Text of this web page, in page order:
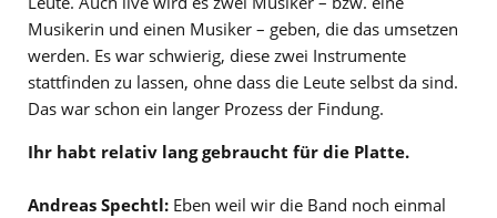
Musikerin und einen Musiker – geben, die das umsetzen
werden. Es war schwierig, diese zwei Instrumente
stattfinden zu lassen, ohne dass die Leute selbst da sind.
Das war schon ein langer Prozess der Findung.
Ihr habt relativ lang gebraucht für die Platte.
Andreas Spechtl: Eben weil wir die Band noch einmal